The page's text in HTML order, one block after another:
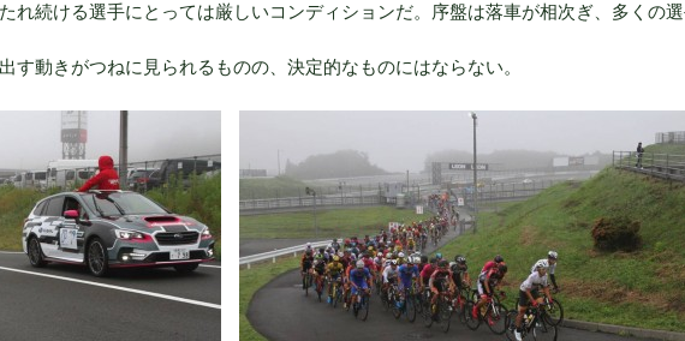
れ続ける選手にとっては厳しいコンディションだ。序盤は落車が相次ぎ、多くの
す動きがつねに見られるものの、決定的なものにはならない。